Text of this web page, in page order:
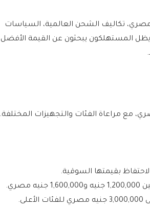
تكاليف الشحن العالمية، السياسات
والطلب. في أواخر عام 2025، من المتوقع أن يظل المستهلكون يبحثون عن القيمة الأفضل
مع مراعاة الفئات والتجهيزات المختلفة.
بقيمتها السوقية.